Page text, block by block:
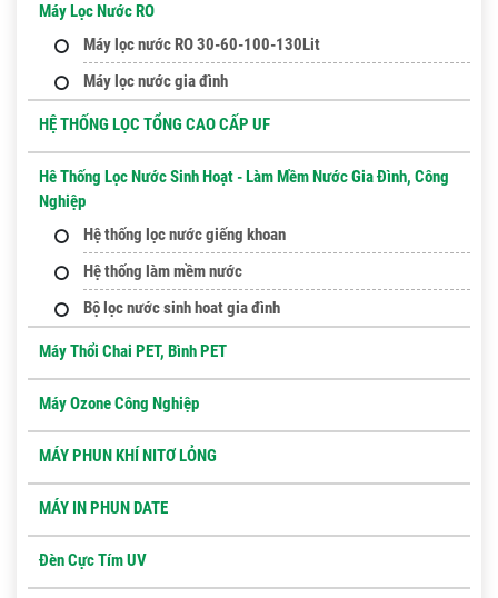
Máy Lọc Nước RO
Máy lọc nước RO 30-60-100-130Lit
Máy lọc nước gia đình
HỆ THỐNG LỌC TỔNG CAO CẤP UF
Hê Thống Lọc Nước Sinh Hoạt - Làm Mềm Nước Gia Đình, Công
Nghiệp
Hệ thống lọc nước giếng khoan
Hệ thống làm mềm nước
Bộ lọc nước sinh hoat gia đình
Máy Thổi Chai PET, Bình PET
Máy Ozone Công Nghiệp
MÁY PHUN KHÍ NITƠ LỎNG
MÁY IN PHUN DATE
Đèn Cực Tím UV